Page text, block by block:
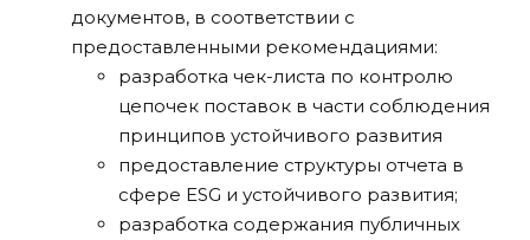
документов, в соответствии с
предоставленными рекомендациями:
разработка чек-листа по контролю
цепочек поставок в части соблюдения
принципов устойчивого развития
предоставление структуры отчета в
сфере ESG и устойчивого развития;
разработка содержания публичных